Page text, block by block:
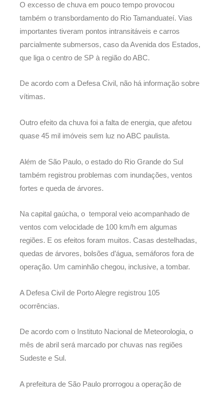
O excesso de chuva em pouco tempo provocou
também o transbordamento do Rio Tamanduateí. Vias
importantes tiveram pontos intransitáveis e carros
parcialmente submersos, caso da Avenida dos Estados,
que liga o centro de SP à região do ABC.
De acordo com a Defesa Civil, não há informação sobre
vítimas.
Outro efeito da chuva foi a falta de energia, que afetou
quase 45 mil imóveis sem luz no ABC paulista.
Além de São Paulo, o estado do Rio Grande do Sul
também registrou problemas com inundações, ventos
fortes e queda de árvores.
Na capital gaúcha, o temporal veio acompanhado de
ventos com velocidade de 100 km/h em algumas
regiões. E os efeitos foram muitos. Casas destelhadas,
quedas de árvores, bolsões d’água, semáforos fora de
operação. Um caminhão chegou, inclusive, a tombar.
A Defesa Civil de Porto Alegre registrou 105
ocorrências.
De acordo com o Instituto Nacional de Meteorologia, o
mês de abril será marcado por chuvas nas regiões
Sudeste e Sul.
A prefeitura de São Paulo prorrogou a operação de